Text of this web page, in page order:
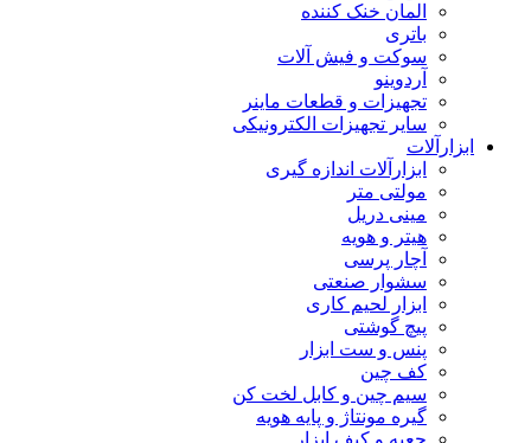
المان خنک کننده
باتری
سوکت و فیش آلات
آردوینو
تجهیزات و قطعات ماینر
سایر تجهیزات الکترونیکی
ابزارآلات
ابزارآلات اندازه گیری
مولتی متر
مینی دریل
هیتر و هویه
آچار پرسی
سشوار صنعتی
ابزار لحیم کاری
پیچ گوشتی
پنس و ست ابزار
کف چین
سیم چین و کابل لخت کن
گیره مونتاژ و پایه هویه
جعبه و کیف ابزار